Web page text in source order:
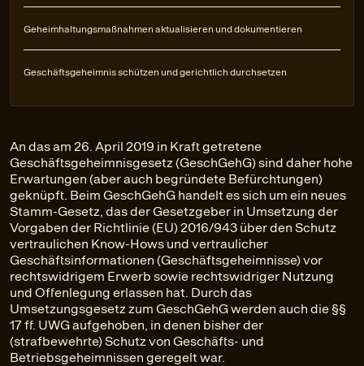
Geheimhaltungsmaßnahmen aktualisieren und dokumentieren
Geschäftsgeheimnis schützen und gerichtlich durchsetzen
An das am 26. April 2019 in Kraft getretene
Geschäftsgeheimnisgesetz (GeschGehG) sind daher hohe
Erwartungen (aber auch begründete Befürchtungen)
geknüpft. Beim GeschGehG handelt es sich um ein neues
Stamm-Gesetz, das der Gesetzgeber in Umsetzung der
Vorgaben der Richtlinie (EU) 2016/943 über den Schutz
vertraulichen Know-Hows und vertraulicher
Geschäftsinformationen (Geschäftsgeheimnisse) vor
rechtswidrigem Erwerb sowie rechtswidriger Nutzung
und Offenlegung erlassen hat. Durch das
Umsetzungsgesetz zum GeschGehG werden auch die §§
17 ff. UWG aufgehoben, in denen bisher der
(strafbewehrte) Schutz von Geschäfts- und
Betriebsgeheimnissen geregelt war.